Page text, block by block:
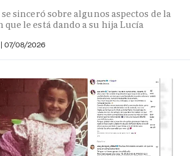
sinceró sobre algunos aspectos de la
que le está dando a su hija Lucía
| 07/08/2026